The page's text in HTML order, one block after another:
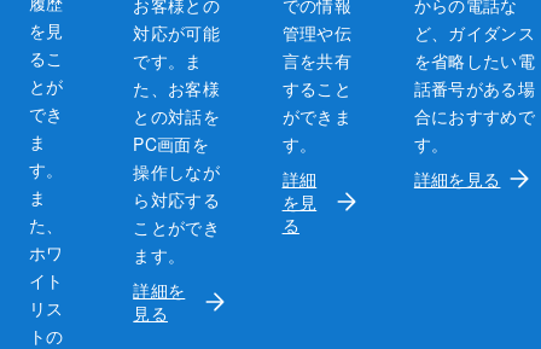
を見
るこ
とが
でき
ま
す。
ま
た、
ホワ
イト
リス
トの
対応が可能
です。ま
た、お客様
との対話を
PC画面を
操作しなが
ら対応する
ことができ
ます。
詳細を
見る
管理や伝
言を共有
すること
ができま
す。
詳細
を見
る
ど、ガイダンス
を省略したい電
話番号がある場
合におすすめで
す。
詳細を見る